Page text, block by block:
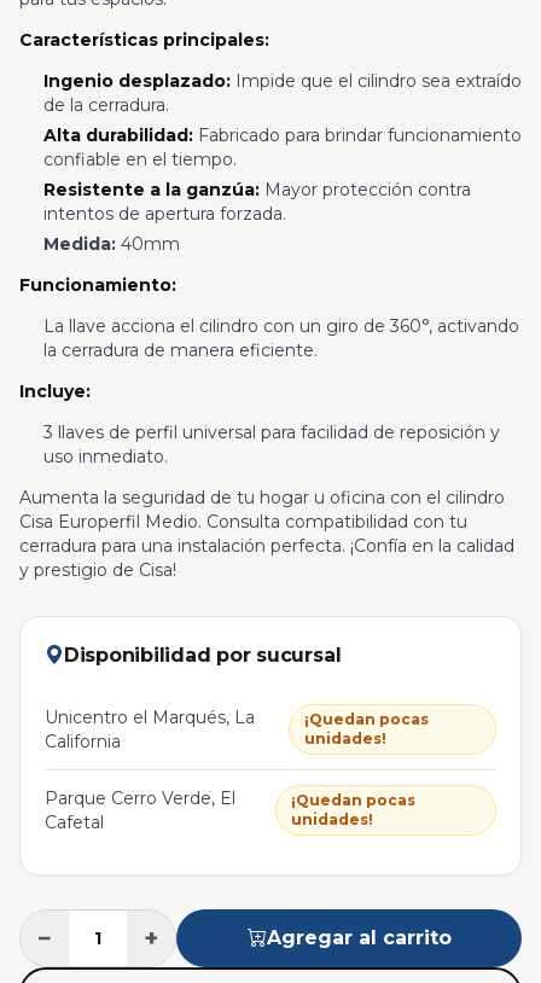
Características principales:
Ingenio desplazado:Impide que el cilindro sea extraído
de la cerradura.
Alta durabilidad:Fabricado para brindar funcionamiento
confiable en el tiempo.
Resistente a la ganzúa:Mayor protección contra
intentos de apertura forzada.
Medida: 40mm
Funcionamiento:
La llave acciona el cilindro con un giro de 360°, activando
la cerradura de manera eficiente.
Incluye:
3 llaves de perfil universal para facilidad de reposición y
uso inmediato.
Aumenta la seguridad de tu hogar u oficina con el cilindro
Cisa Europerfil Medio. Consulta compatibilidad con tu
cerradura para una instalación perfecta. ¡Confía en la calidad
y prestigio de Cisa!
Disponibilidad por sucursal
Unicentro el Marqués, La
California
¡Quedan pocas
unidades!
Parque Cerro Verde, El
Cafetal
¡Quedan pocas
unidades!
− + Agregar al carrito